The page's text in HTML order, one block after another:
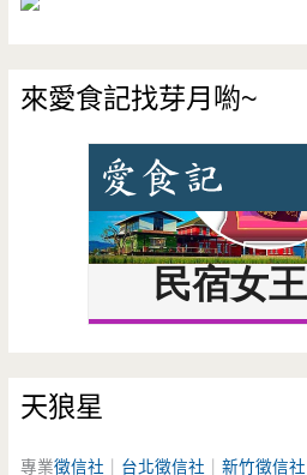
來愛食記找芽月喲~
天狼星
專業徵信社 台北徵信社 ｜新竹徵信社